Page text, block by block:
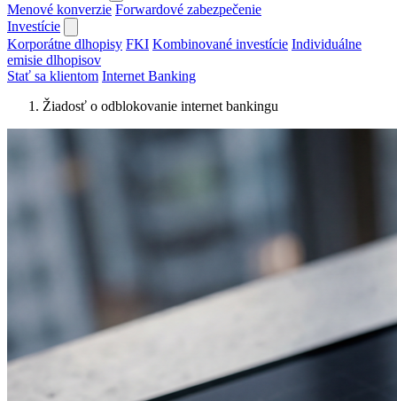
Menové konverzie Forwardové zabezpečenie
Investície
Korporátne dlhopisy FKI Kombinované investície Individuálne
emisie dlhopisov
Stať sa klientom Internet Banking
Žiadosť o odblokovanie internet bankingu